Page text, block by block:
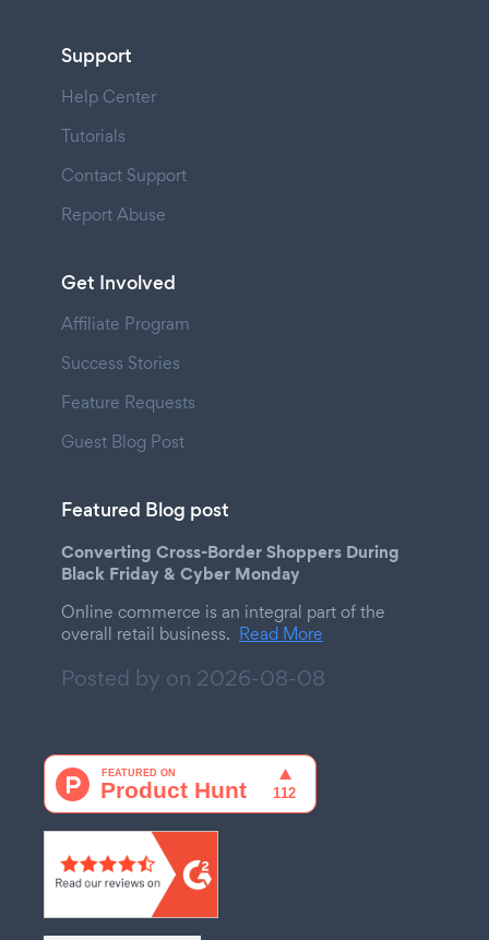
Support
Help Center
Tutorials
Contact Support
Report Abuse
Get Involved
Affiliate Program
Success Stories
Feature Requests
Guest Blog Post
Featured Blog post
Converting Cross-Border Shoppers During
Black Friday & Cyber Monday
Online commerce is an integral part of the
overall retail business. Read More
Posted by on 2026-08-08